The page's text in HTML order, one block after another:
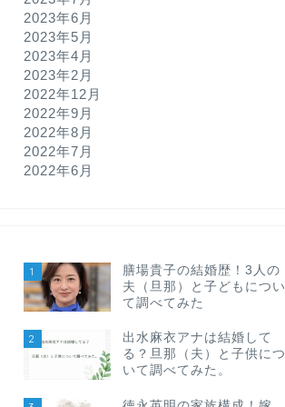
2023年6月
2023年5月
2023年4月
2023年2月
2022年12月
2022年9月
2022年8月
2022年7月
2022年6月
1
膳場貴子の結婚歴！3人の
夫（旦那）と子どもについ
て調べてみた
2
出水麻衣アナは結婚して
る？旦那（夫）と子供につ
いて調べてみた。